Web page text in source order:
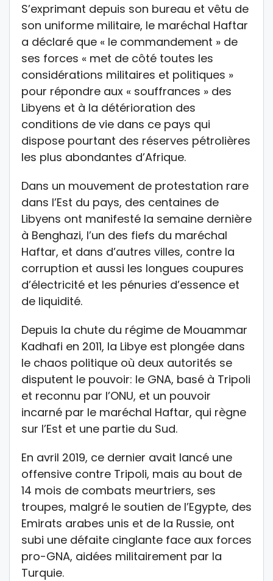
S’exprimant depuis son bureau et vêtu de
son uniforme militaire, le maréchal Haftar
a déclaré que « le commandement » de
ses forces « met de côté toutes les
considérations militaires et politiques »
pour répondre aux « souffrances » des
Libyens et à la détérioration des
conditions de vie dans ce pays qui
dispose pourtant des réserves pétrolières
les plus abondantes d’Afrique.
Dans un mouvement de protestation rare
dans l’Est du pays, des centaines de
Libyens ont manifesté la semaine dernière
à Benghazi, l’un des fiefs du maréchal
Haftar, et dans d’autres villes, contre la
corruption et aussi les longues coupures
d’électricité et les pénuries d’essence et
de liquidité.
Depuis la chute du régime de Mouammar
Kadhafi en 2011, la Libye est plongée dans
le chaos politique où deux autorités se
disputent le pouvoir: le GNA, basé à Tripoli
et reconnu par l’ONU, et un pouvoir
incarné par le maréchal Haftar, qui règne
sur l’Est et une partie du Sud.
En avril 2019, ce dernier avait lancé une
offensive contre Tripoli, mais au bout de
14 mois de combats meurtriers, ses
troupes, malgré le soutien de l’Egypte, des
Emirats arabes unis et de la Russie, ont
subi une défaite cinglante face aux forces
pro-GNA, aidées militairement par la
Turquie.